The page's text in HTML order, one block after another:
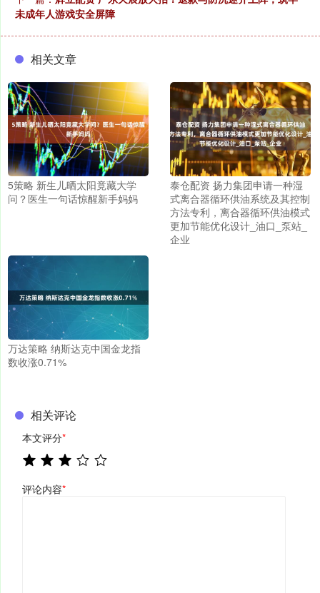
未成年人游戏安全屏障
相关文章
5策略 新生儿晒太阳竟藏大学
问？医生一句话惊醒新手妈妈
泰仓配资 扬力集团申请一种湿
式离合器循环供油系统及其控制
方法专利，离合器循环供油模式
更加节能优化设计_油口_泵站_
企业
万达策略 纳斯达克中国金龙指
数收涨0.71%
相关评论
本文评分*
评论内容*